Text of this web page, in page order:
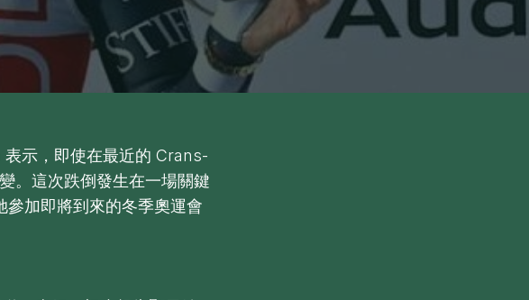
示，即使在最近的 Crans-
。這次跌倒發生在一場關鍵
參加即將到來的冬季奧運會